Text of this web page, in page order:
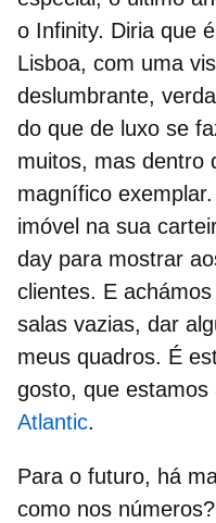
o Infinity. Diria que
Lisboa, com uma
deslumbrante,
do que de luxo se
muitos, mas dentro
magnífico
imóvel na sua
day para mostrar
clientes. E
salas vazias, dar
meus quadros. É
gosto, que
Atlantic.
Para o futuro, há
como nos números?